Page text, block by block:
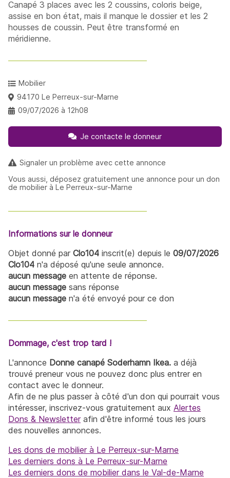
Canapé 3 places avec les 2 coussins, coloris beige,
assise en bon état, mais il manque le dossier et les 2
housses de coussin. Peut être transformé en
méridienne.
Mobilier
94170 Le Perreux-sur-Marne
09/07/2026 à 12h08
Je contacte le donneur
Signaler un problème avec cette annonce
Vous aussi, déposez gratuitement une annonce pour un don
de mobilier à Le Perreux-sur-Marne
Informations sur le donneur
Objet donné par Clo104 inscrit(e) depuis le 09/07/2026
Clo104 n'a déposé qu'une seule annonce.
aucun message en attente de réponse.
aucun message sans réponse
aucun message n'a été envoyé pour ce don
Dommage, c'est trop tard !
L'annonce Donne canapé Soderhamn Ikea. a déjà
trouvé preneur vous ne pouvez donc plus entrer en
contact avec le donneur.
Afin de ne plus passer à côté d'un don qui pourrait vous
intéresser, inscrivez-vous gratuitement aux Alertes
Dons & Newsletterafin d'être informé tous les jours
des nouvelles annonces.
Les dons de mobilier à Le Perreux-sur-Marne
Les derniers dons à Le Perreux-sur-Marne
Les derniers dons de mobilier dans le Val-de-Marne